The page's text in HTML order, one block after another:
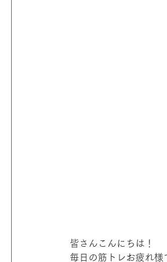
皆さんこんにちは！
毎日の筋トレお疲れ様